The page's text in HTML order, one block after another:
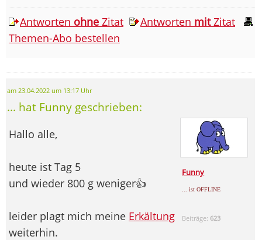
Antworten ohne Zitat Antworten mitZitat
Themen-Abo bestellen
am 23.04.2022 um 13:17 Uhr
... hat Funny geschrieben:
Funny
... ist OFFLINE
Beiträge: 623
Hallo alle,
heute ist Tag 5
und wieder 800 g weniger👍
leider plagt mich meine Erkältung
weiterhin.